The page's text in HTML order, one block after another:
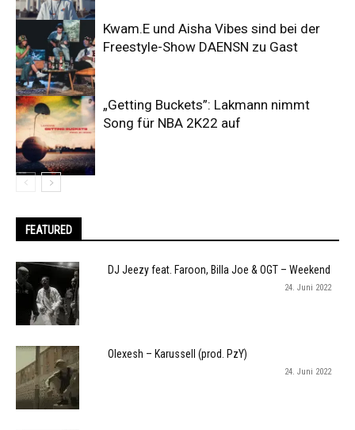
Kwam.E und Aisha Vibes sind bei der
Freestyle-Show DAENSN zu Gast
„Getting Buckets”: Lakmann nimmt
Song für NBA 2K22 auf
FEATURED
DJ Jeezy feat. Faroon, Billa Joe & OGT – Weekend
24. Juni 2022
Olexesh – Karussell (prod. PzY)
24. Juni 2022